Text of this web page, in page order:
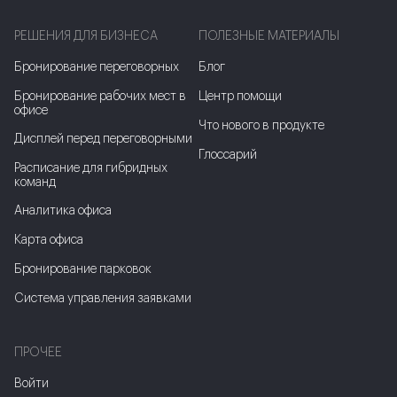
РЕШЕНИЯ ДЛЯ БИЗНЕСА
Бронирование переговорных
Бронирование рабочих мест в
офисе
Дисплей перед переговорными
Расписание для гибридных
команд
Аналитика офиса
Карта офиса
Бронирование парковок
Система управления заявками
ПОЛЕЗНЫЕ МАТЕРИАЛЫ
Блог
Центр помощи
Что нового в продукте
Глоссарий
ПРОЧЕЕ
Войти